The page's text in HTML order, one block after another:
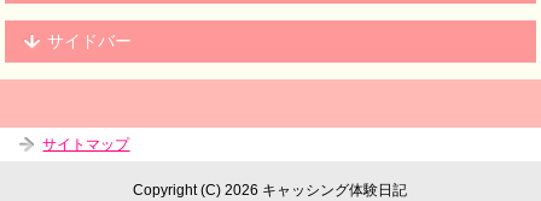
サイドバー
サイトマップ
Copyright (C) 2026 キャッシング体験日記